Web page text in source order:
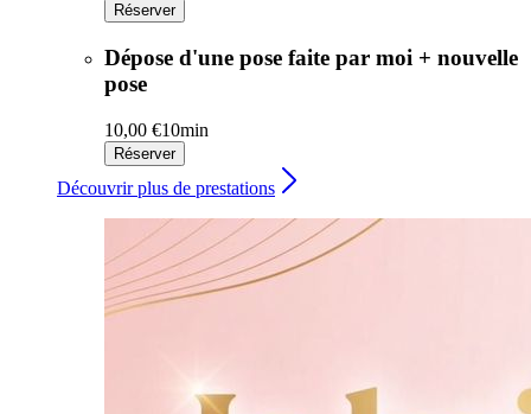
Réserver
Dépose d'une pose faite par moi + nouvelle
pose
10,00 €10min
Réserver
Découvrir plus de prestations